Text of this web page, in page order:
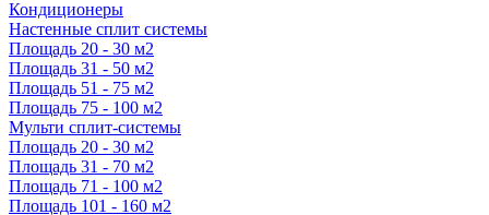
Кондиционеры
Настенные сплит системы
Площадь 20 - 30 м2
Площадь 31 - 50 м2
Площадь 51 - 75 м2
Площадь 75 - 100 м2
Мульти сплит-системы
Площадь 20 - 30 м2
Площадь 31 - 70 м2
Площадь 71 - 100 м2
Площадь 101 - 160 м2